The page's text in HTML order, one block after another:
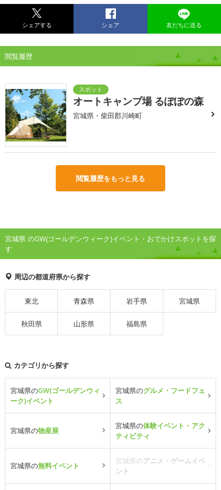
シェアする シェア 友だちに送る
閲覧履歴
オートキャンプ場 るぽぽの森
宮城県・柴田郡川崎町
閲覧履歴をもっと見る
宮城県 のGW(ゴールデンウィーク)イベント・おでかけスポットを探
す
周辺の都道府県から探す
東北 青森県 岩手県 宮城県
秋田県 山形県 福島県
カテゴリから探す
宮城県のGW(ゴールデンウィ
ーク)イベント
宮城県のグルメ・フードフェ
ス
宮城県の物産展
宮城県の体験イベント・アク
ティビティ
宮城県の無料イベント
宮城県のアニメ・ゲームイベ
ント